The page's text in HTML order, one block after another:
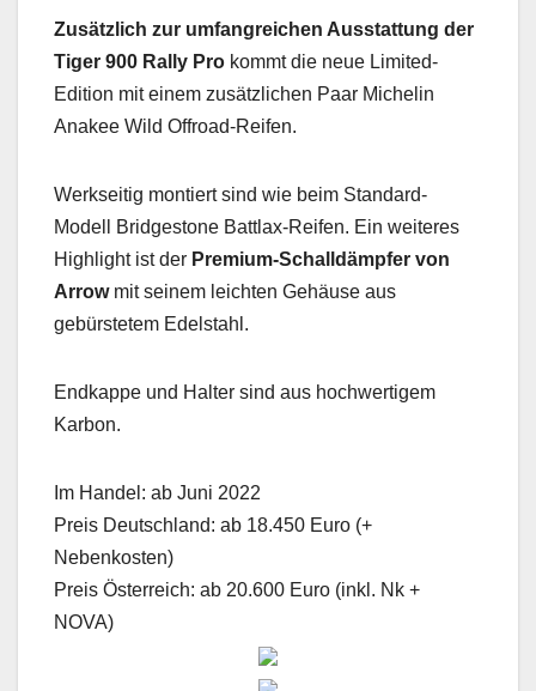
Zusätzlich zur umfangreichen Ausstattung der
Tiger 900 Rally Pro kommt die neue Limited-
Edition mit einem zusätzlichen Paar Michelin
Anakee Wild Offroad-Reifen.
Werkseitig montiert sind wie beim Standard-
Modell Bridgestone Battlax-Reifen. Ein weiteres
Highlight ist der Premium-Schalldämpfer von
Arrowmit seinem leichten Gehäuse aus
gebürstetem Edelstahl.
Endkappe und Halter sind aus hochwertigem
Karbon.
Im Handel: ab Juni 2022
Preis Deutschland: ab 18.450 Euro (+
Nebenkosten)
Preis Österreich: ab 20.600 Euro (inkl. Nk +
NOVA)